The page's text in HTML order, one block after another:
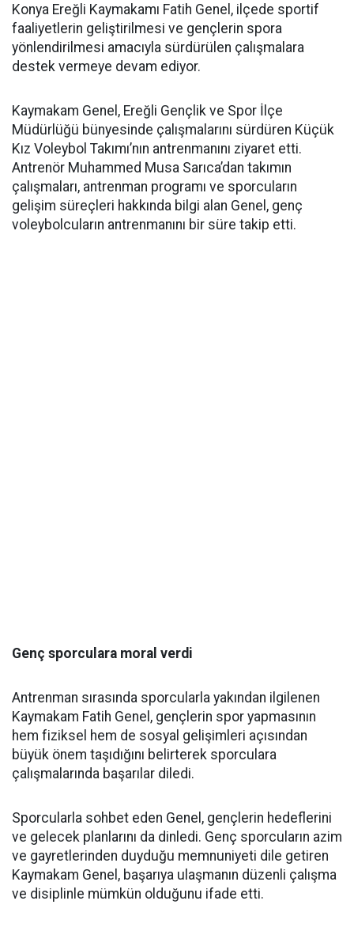
Konya Ereğli Kaymakamı Fatih Genel, ilçede sportif
faaliyetlerin geliştirilmesi ve gençlerin spora
yönlendirilmesi amacıyla sürdürülen çalışmalara
destek vermeye devam ediyor.
Kaymakam Genel, Ereğli Gençlik ve Spor İlçe
Müdürlüğü bünyesinde çalışmalarını sürdüren Küçük
Kız Voleybol Takımı’nın antrenmanını ziyaret etti.
Antrenör Muhammed Musa Sarıca’dan takımın
çalışmaları, antrenman programı ve sporcuların
gelişim süreçleri hakkında bilgi alan Genel, genç
voleybolcuların antrenmanını bir süre takip etti.
Genç sporculara moral verdi
Antrenman sırasında sporcularla yakından ilgilenen
Kaymakam Fatih Genel, gençlerin spor yapmasının
hem fiziksel hem de sosyal gelişimleri açısından
büyük önem taşıdığını belirterek sporculara
çalışmalarında başarılar diledi.
Sporcularla sohbet eden Genel, gençlerin hedeflerini
ve gelecek planlarını da dinledi. Genç sporcuların azim
ve gayretlerinden duyduğu memnuniyeti dile getiren
Kaymakam Genel, başarıya ulaşmanın düzenli çalışma
ve disiplinle mümkün olduğunu ifade etti.